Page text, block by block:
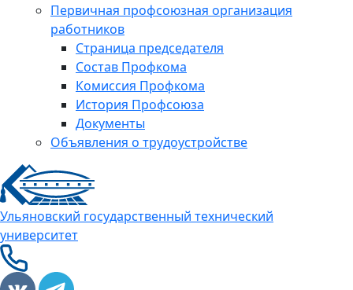
Первичная профсоюзная организация
работников
Страница председателя
Состав Профкома
Комиссия Профкома
История Профсоюза
Документы
Объявления о трудоустройстве
Ульяновский государственный технический
университет